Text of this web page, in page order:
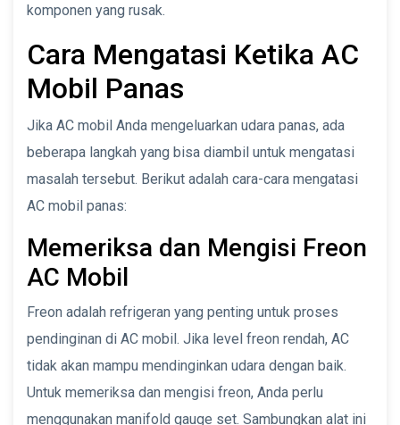
komponen yang rusak.
Cara Mengatasi Ketika AC
Mobil Panas
Jika AC mobil Anda mengeluarkan udara panas, ada
beberapa langkah yang bisa diambil untuk mengatasi
masalah tersebut. Berikut adalah cara-cara mengatasi
AC mobil panas:
Memeriksa dan Mengisi Freon
AC Mobil
Freon adalah refrigeran yang penting untuk proses
pendinginan di AC mobil. Jika level freon rendah, AC
tidak akan mampu mendinginkan udara dengan baik.
Untuk memeriksa dan mengisi freon, Anda perlu
menggunakan manifold gauge set. Sambungkan alat ini